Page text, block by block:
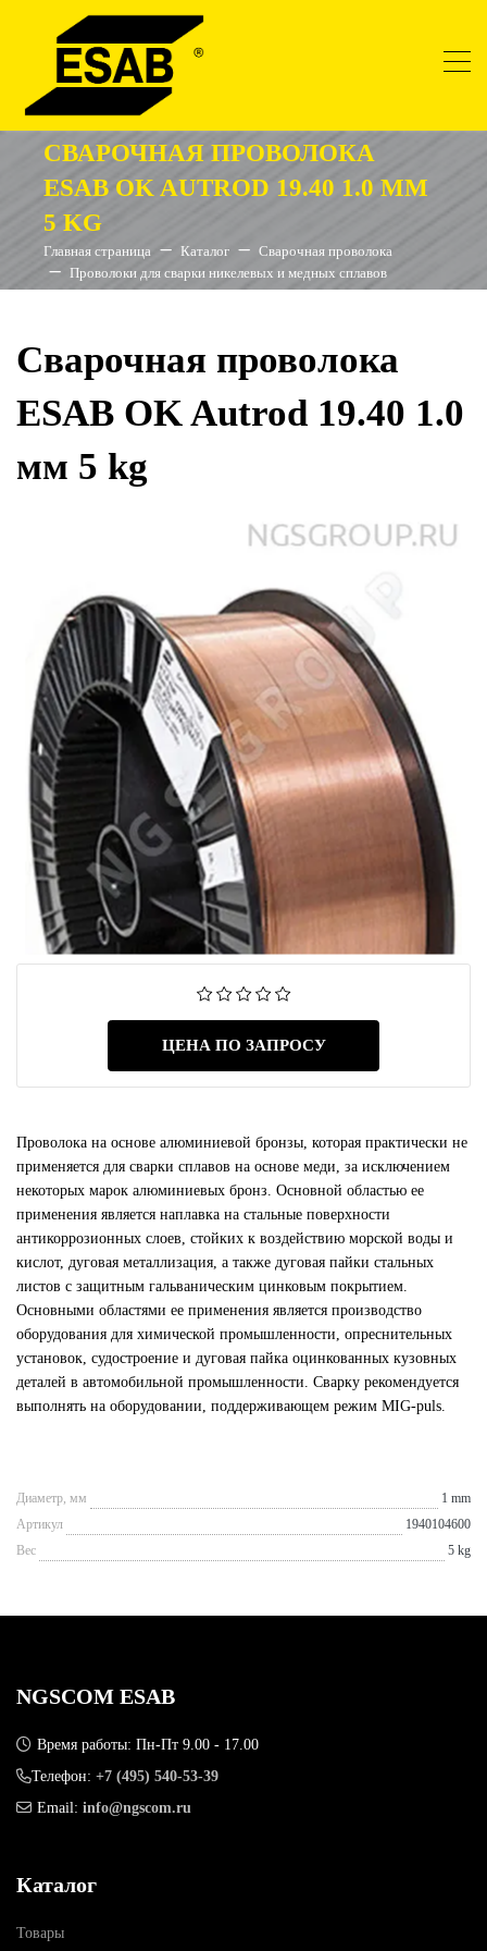
СВАРОЧНАЯ ПРОВОЛОКА
ESAB OK AUTROD 19.40 1.0 ММ
5 KG
Главная страница Каталог
Сварочная проволока
Проволоки для сварки никелевых и медных сплавов
Сварочная проволока
ESAB OK Autrod 19.40 1.0
мм 5 kg
ЦЕНА ПО ЗАПРОСУ
Проволока на основе алюминиевой бронзы, которая практически не
применяется для сварки сплавов на основе меди, за исключением
некоторых марок алюминиевых бронз. Основной областью ее
применения является наплавка на стальные поверхности
антикоррозионных слоев, стойких к воздействию морской воды и
кислот, дуговая металлизация, а также дуговая пайки стальных
листов с защитным гальваническим цинковым покрытием.
Основными областями ее применения является производство
оборудования для химической промышленности, опреснительных
установок, судостроение и дуговая пайка оцинкованных кузовных
деталей в автомобильной промышленности. Сварку рекомендуется
выполнять на оборудовании, поддерживающем режим MIG-puls.
Диаметр, мм
1 mm
Артикул
1940104600
Вес
5 kg
NGSCOM ESAB
Время работы: Пн-Пт 9.00 - 17.00
Телефон: +7 (495) 540-53-39
Email: info@ngscom.ru
Каталог
Товары